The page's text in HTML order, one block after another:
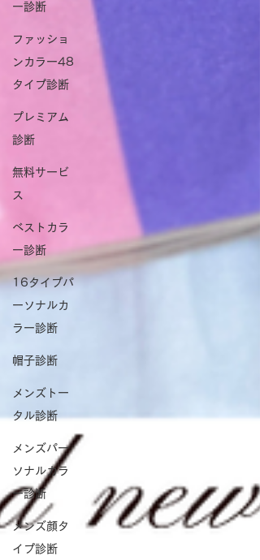
ー診断
ファッショ
ンカラー48
タイプ診断
プレミアム
診断
無料サービ
ス
ベストカラ
ー診断
16タイプパ
ーソナルカ
ラー診断
帽子診断
メンズトー
タル診断
メンズパー
ソナルカラ
ー診断
メンズ顔タ
イプ診断